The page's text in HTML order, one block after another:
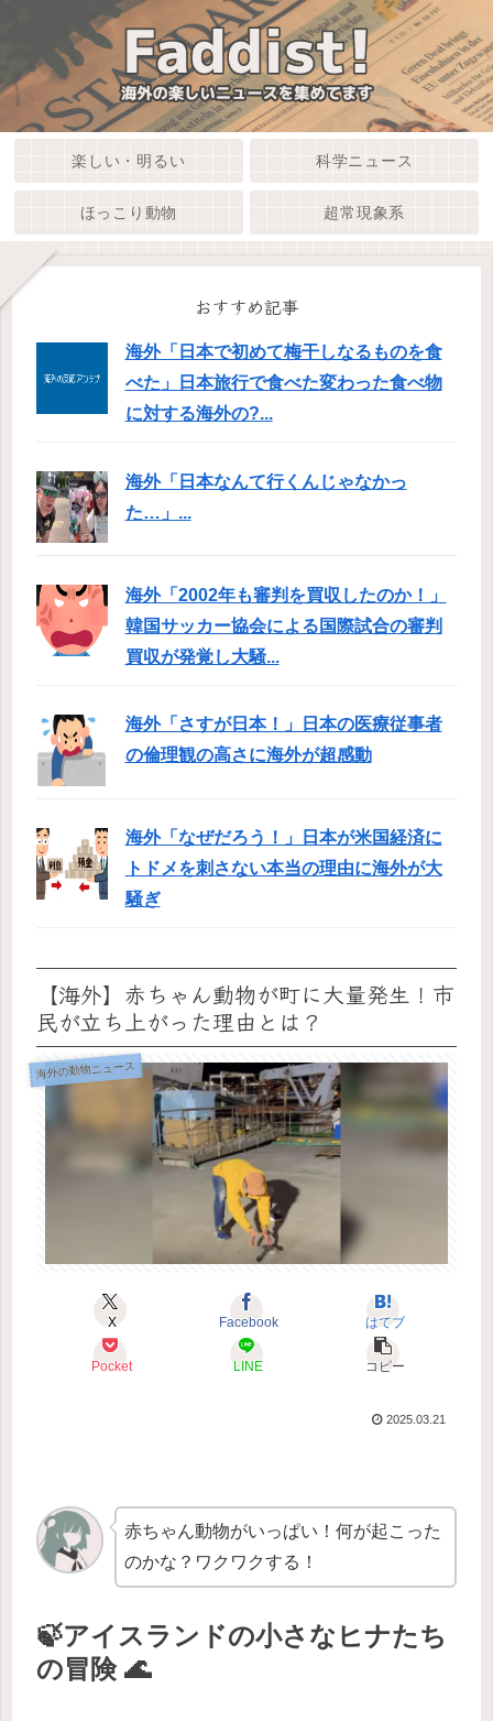
楽しい・明るい 科学ニュース
ほっこり動物 超常現象系
おすすめ記事
海外「日本で初めて梅干しなるものを食
べた」日本旅行で食べた変わった食べ物
に対する海外の?...
海外「日本なんて行くんじゃなかっ
た…」...
海外「2002年も審判を買収したのか！」
韓国サッカー協会による国際試合の審判
買収が発覚し大騒...
海外「さすが日本！」日本の医療従事者
の倫理観の高さに海外が超感動
海外「なぜだろう！」日本が米国経済に
トドメを刺さない本当の理由に海外が大
騒ぎ
【海外】赤ちゃん動物が町に大量発生！市
民が立ち上がった理由とは？
海外の動物ニュース
X Facebook はてブ
Pocket LINE コピー
2025.03.21
赤ちゃん動物がいっぱい！何が起こった
のかな？ワクワクする！
🍃アイスランドの小さなヒナたち
の冒険 🌊